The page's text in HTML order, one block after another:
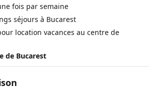
fois par semaine
séjours à Bucarest
location vacances au centre de
de Bucarest